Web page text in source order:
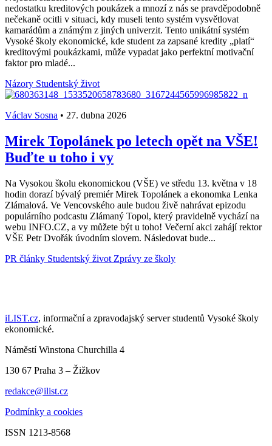
nedostatku kreditových poukázek a mnozí z nás se pravděpodobně
nečekaně ocitli v situaci, kdy museli tento systém vysvětlovat
kamarádům a známým z jiných univerzit. Tento unikátní systém
Vysoké školy ekonomické, kde student za zapsané kredity „platí“
kreditovými poukázkami, může vypadat jako perfektní motivační
faktor pro mladé...
Názory Studentský život
Václav Sosna • 27. dubna 2026
Mirek Topolánek po letech opět na VŠE!
Buďte u toho i vy
Na Vysokou školu ekonomickou (VŠE) ve středu 13. května v 18
hodin dorazí bývalý premiér Mirek Topolánek a ekonomka Lenka
Zlámalová. Ve Vencovského aule budou živě nahrávat epizodu
populárního podcastu Zlámaný Topol, který pravidelně vychází na
webu INFO.CZ, a vy můžete být u toho! Večerní akci zahájí rektor
VŠE Petr Dvořák úvodním slovem. Následovat bude...
PR články Studentský život Zprávy ze školy
iLIST.cz, informační a zpravodajský server studentů Vysoké školy
ekonomické.
Náměstí Winstona Churchilla 4
130 67 Praha 3 – Žižkov
redakce@ilist.cz
Podmínky a cookies
ISSN 1213-8568